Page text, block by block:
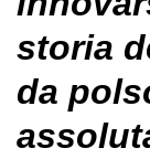
storia
da